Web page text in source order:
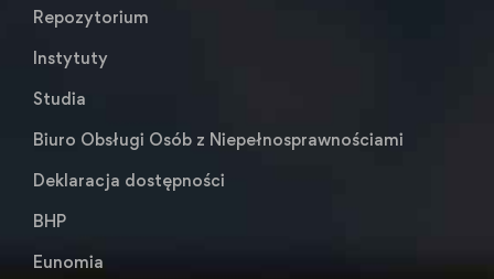
Repozytorium
Instytuty
Studia
Biuro Obsługi Osób z Niepełnosprawnościami
Deklaracja dostępności
BHP
Eunomia